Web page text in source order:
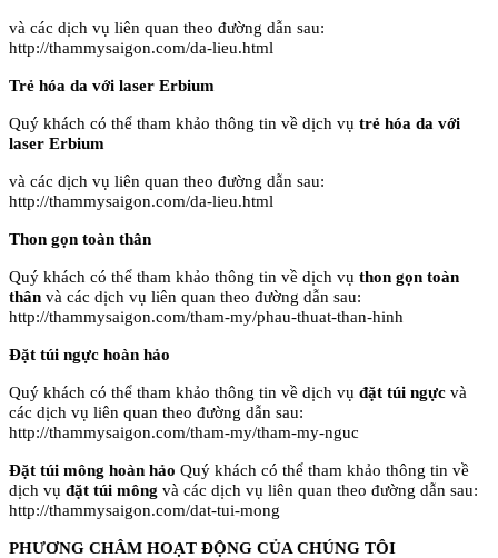
và các dịch vụ liên quan theo đường dẫn sau:
http://thammysaigon.com/da-lieu.html
Trẻ hóa da với laser Erbium
Quý khách có thể tham khảo thông tin về dịch vụ trẻ hóa da với
laser Erbium
và các dịch vụ liên quan theo đường dẫn sau:
http://thammysaigon.com/da-lieu.html
Thon gọn toàn thân
Quý khách có thể tham khảo thông tin về dịch vụ thon gọn toàn
thân và các dịch vụ liên quan theo đường dẫn sau:
http://thammysaigon.com/tham-my/phau-thuat-than-hinh
Đặt túi ngực hoàn hảo
Quý khách có thể tham khảo thông tin về dịch vụ đặt túi ngực và
các dịch vụ liên quan theo đường dẫn sau:
http://thammysaigon.com/tham-my/tham-my-nguc
Đặt túi mông hoàn hảo Quý khách có thể tham khảo thông tin về
dịch vụ đặt túi mông và các dịch vụ liên quan theo đường dẫn sau:
http://thammysaigon.com/dat-tui-mong
PHƯƠNG CHÂM HOẠT ĐỘNG CỦA CHÚNG TÔI